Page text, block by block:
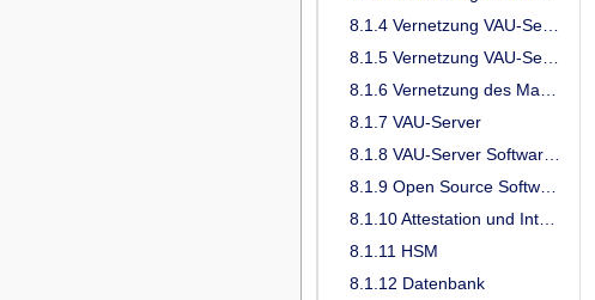
8.1.7 VAU-Server
8.1.11 HSM
8.1.12 Datenbank